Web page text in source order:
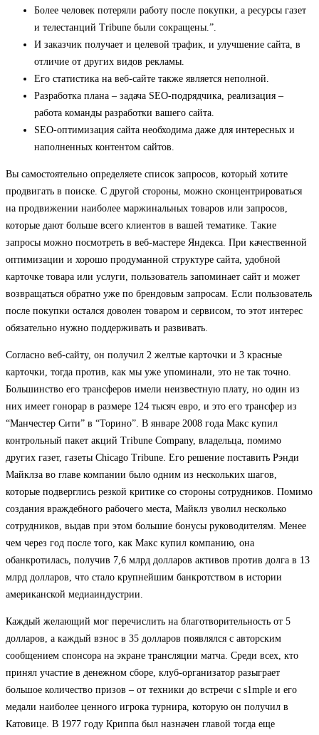
Более человек потеряли работу после покупки, а ресурсы газет
и телестанций Tribune были сокращены.”.
И заказчик получает и целевой трафик, и улучшение сайта, в
отличие от других видов рекламы.
Его статистика на веб-сайте также является неполной.
Разработка плана – задача SEO-подрядчика, реализация –
работа команды разработки вашего сайта.
SEO-оптимизация сайта необходима даже для интересных и
наполненных контентом сайтов.
Вы самостоятельно определяете список запросов, который хотите
продвигать в поиске. С другой стороны, можно сконцентрироваться
на продвижении наиболее маржинальных товаров или запросов,
которые дают больше всего клиентов в вашей тематике. Такие
запросы можно посмотреть в веб-мастере Яндекса. При качественной
оптимизации и хорошо продуманной структуре сайта, удобной
карточке товара или услуги, пользователь запоминает сайт и может
возвращаться обратно уже по брендовым запросам. Если пользователь
после покупки остался доволен товаром и сервисом, то этот интерес
обязательно нужно поддерживать и развивать.
Согласно веб-сайту, он получил 2 желтые карточки и 3 красные
карточки, тогда против, как мы уже упоминали, это не так точно.
Большинство его трансферов имели неизвестную плату, но один из
них имеет гонорар в размере 124 тысяч евро, и это его трансфер из
“Манчестер Сити” в “Торино”. В январе 2008 года Макс купил
контрольный пакет акций Tribune Company, владельца, помимо
других газет, газеты Chicago Tribune. Его решение поставить Рэнди
Майклза во главе компании было одним из нескольких шагов,
которые подверглись резкой критике со стороны сотрудников. Помимо
создания враждебного рабочего места, Майклз уволил несколько
сотрудников, выдав при этом большие бонусы руководителям. Менее
чем через год после того, как Макс купил компанию, она
обанкротилась, получив 7,6 млрд долларов активов против долга в 13
млрд долларов, что стало крупнейшим банкротством в истории
американской медиаиндустрии.
Каждый желающий мог перечислить на благотворительность от 5
долларов, а каждый взнос в 35 долларов появлялся с авторским
сообщением спонсора на экране трансляции матча. Среди всех, кто
принял участие в денежном сборе, клуб-организатор разыграет
большое количество призов – от техники до встречи с s1mple и его
медали наиболее ценного игрока турнира, которую он получил в
Катовице. В 1977 году Криппа был назначен главой тогда еще